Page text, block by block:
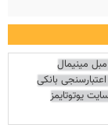
مبل مینیمال
اعتبارسنجی بانکی
یوتوتایمز